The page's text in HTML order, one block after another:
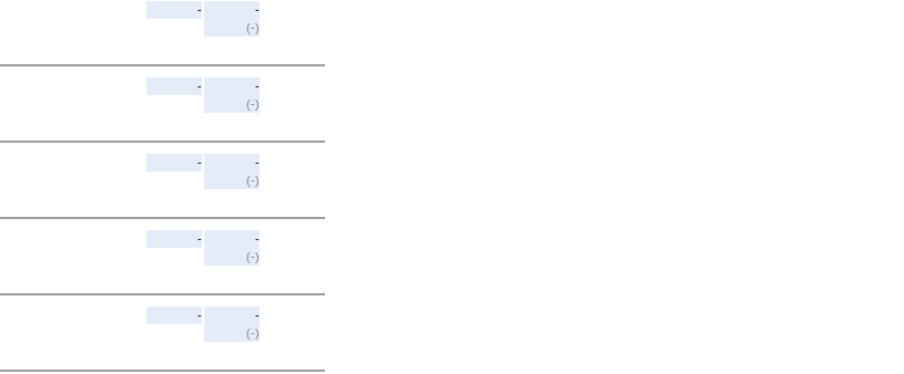
-
-
(-)
-
-
(-)
-
-
(-)
-
-
(-)
-
-
(-)